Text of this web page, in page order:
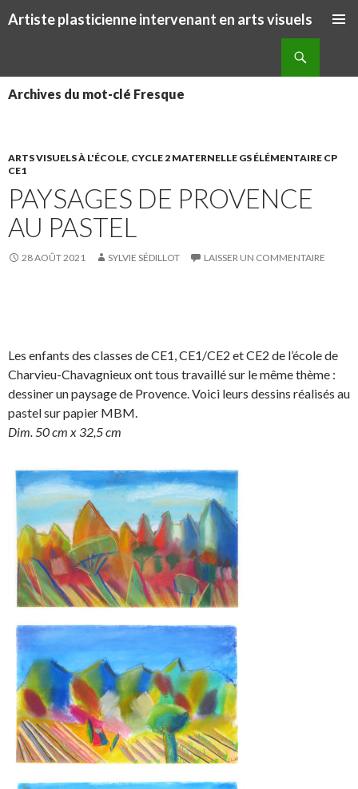
Artiste plasticienne intervenant en arts visuels
Archives du mot-clé Fresque
ARTS VISUELS À L'ÉCOLE, CYCLE 2 MATERNELLE GS ÉLÉMENTAIRE CP
CE1
PAYSAGES DE PROVENCE
AU PASTEL
28 AOÛT 2021 SYLVIE SÉDILLOT LAISSER UN COMMENTAIRE
a
r
e
o
n
a
c
e
b
o
o
k
.
a
r
e
o
n
w
i
t
t
e
r
.
r
t
a
s
u
r
L
i
n
k
e
d
i
n
g
!
Les enfants des classes de CE1, CE1/CE2 et CE2 de l’école de
Charvieu-Chavagnieux ont tous travaillé sur le même thème :
dessiner un paysage de Provence. Voici leurs dessins réalisés au
pastel sur papier MBM.
Dim. 50 cm x 32,5 cm